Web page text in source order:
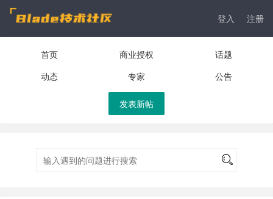
登入 注册
首页 商业授权
话题
动态
专家 公告
发表新帖